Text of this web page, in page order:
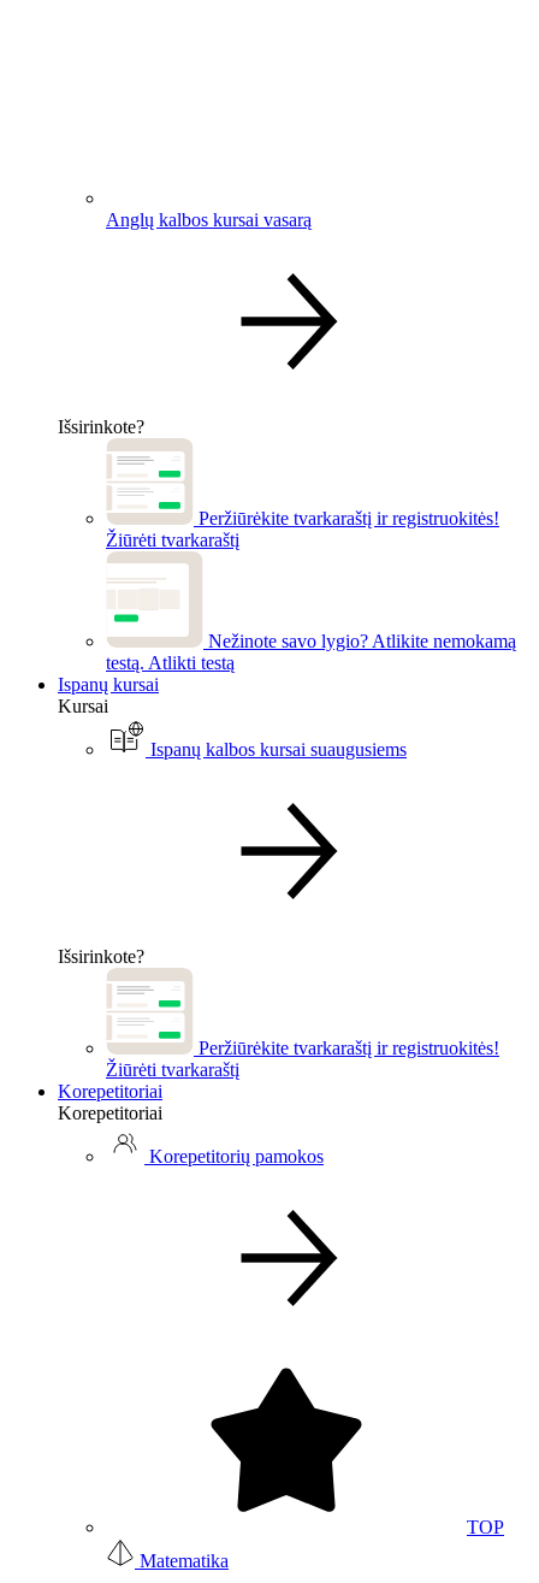
Anglų kalbos kursai vasarą
Išsirinkote?
Peržiūrėkite tvarkaraštį ir registruokitės!
Žiūrėti tvarkaraštį
Nežinote savo lygio? Atlikite nemokamą
testą. Atlikti testą
Ispanų kursai
Kursai
Ispanų kalbos kursai suaugusiems
Išsirinkote?
Peržiūrėkite tvarkaraštį ir registruokitės!
Žiūrėti tvarkaraštį
Korepetitoriai
Korepetitoriai
Korepetitorių pamokos
TOP
Matematika